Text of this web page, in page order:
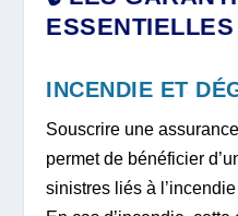
INCENDIE ET
Souscrire une
permet de bénéficier
sinistres liés à